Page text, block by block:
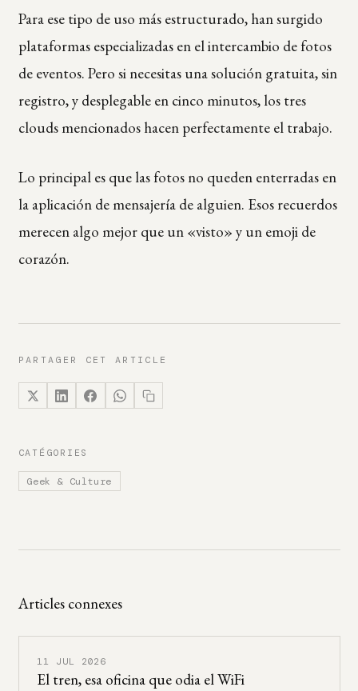
Para ese tipo de uso más estructurado, han surgido
plataformas especializadas en el intercambio de fotos
de eventos. Pero si necesitas una solución gratuita, sin
registro, y desplegable en cinco minutos, los tres
clouds mencionados hacen perfectamente el trabajo.
Lo principal es que las fotos no queden enterradas en
la aplicación de mensajería de alguien. Esos recuerdos
merecen algo mejor que un «visto» y un emoji de
corazón.
PARTAGER CET ARTICLE
CATÉGORIES
Geek & Culture
Articles connexes
11 JUL 2026
El tren, esa oficina que odia el WiFi